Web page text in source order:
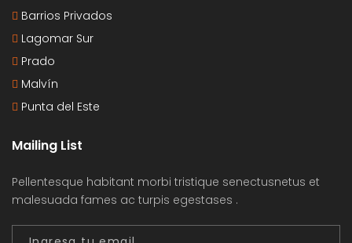
Barrios Privados
Lagomar Sur
Prado
Malvín
Punta del Este
Mailing List
Pellentesque habitant morbi tristique senectusnetus et
malesuada fames ac turpis egestases .